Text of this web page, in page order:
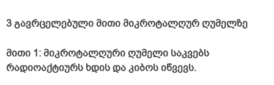
3 გავრცელებული მითი მიკროტალღურ ღუმელზე
მითი 1: მიკროტალღური ღუმელი საკვებს
რადიოაქტიურს ხდის და კიბოს იწვევს.